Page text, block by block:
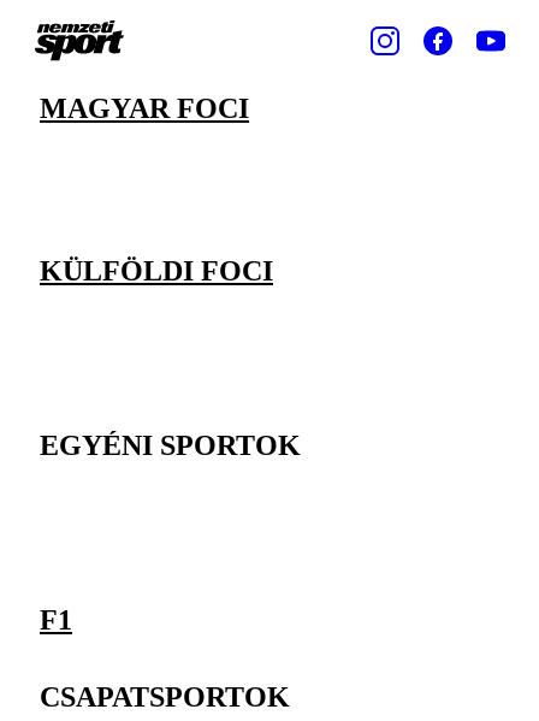
MAGYAR FOCI
KÜLFÖLDI FOCI
EGYÉNI SPORTOK
F1
CSAPATSPORTOK